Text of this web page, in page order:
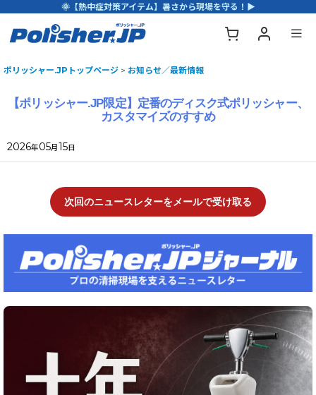
🌞【熱中症対策アイテム】暑さから現場を守る！▶
ポリッシャー.JPトップページ > お知らせ／最新情報
【ポリッシャー.JP限定】定番のディスク式ポリッシャー、
カスタマイズのすすめ
2026年05月15日
次回のニュースレターをメールで受け取る